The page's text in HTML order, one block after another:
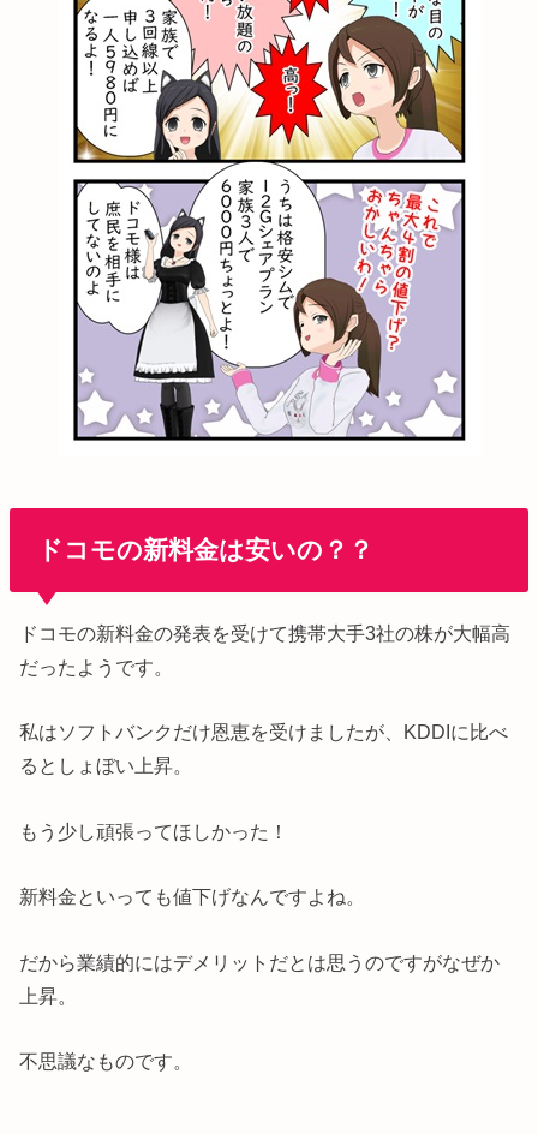
ドコモの新料金は安いの？？
ドコモの新料金の発表を受けて携帯大手3社の株が大幅高
だったようです。
私はソフトバンクだけ恩恵を受けましたが、KDDIに比べ
るとしょぼい上昇。
もう少し頑張ってほしかった！
新料金といっても値下げなんですよね。
だから業績的にはデメリットだとは思うのですがなぜか
上昇。
不思議なものです。